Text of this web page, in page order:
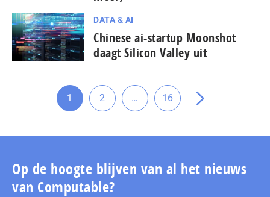
DATA & AI
Chinese ai-startup Moonshot
daagt Silicon Valley uit
Ga
pagina
1
Ga
pagina
2
Tussenliggende
pagina's
…
Ga
pagina
16
Ga
de
pagina
Op de hoogte blijven van al het nieuws
van Computable?